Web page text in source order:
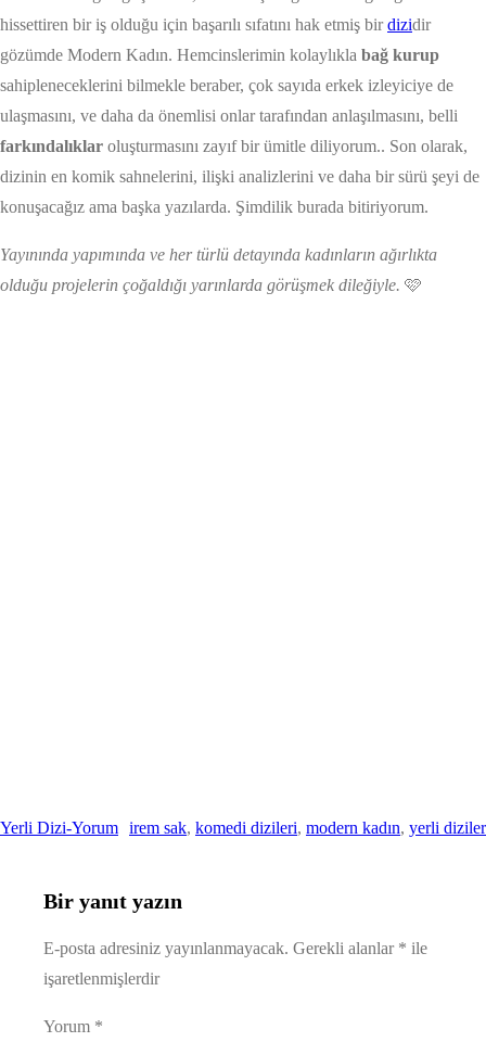
hissettiren bir iş olduğu için başarılı sıfatını hak etmiş birdizidir
gözümde Modern Kadın. Hemcinslerimin kolaylıkla bağ kurup
sahipleneceklerini bilmekle beraber, çok sayıda erkek izleyiciye de
ulaşmasını, ve daha da önemlisi onlar tarafından anlaşılmasını, belli
farkındalıklar oluşturmasını zayıf bir ümitle diliyorum.. Son olarak,
dizinin en komik sahnelerini, ilişki analizlerini ve daha bir sürü şeyi de
konuşacağız ama başka yazılarda. Şimdilik burada bitiriyorum.
Yayınında yapımında ve her türlü detayında kadınların ağırlıkta
olduğu projelerin çoğaldığı yarınlarda görüşmek dileğiyle. 🩷
Yerli Dizi-Yorum irem sak, komedi dizileri, modern kadın, yerli diziler
Bir yanıt yazın
E-posta adresiniz yayınlanmayacak. Gerekli alanlar * ile
işaretlenmişlerdir
Yorum *